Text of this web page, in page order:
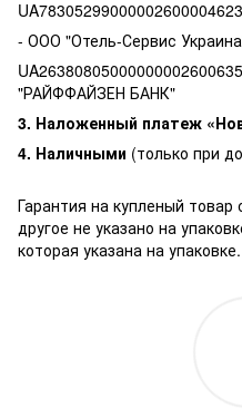
- ООО "Отель-Сервис
"РАЙФФАЙЗЕН БАНК"
3. Наложенный платеж
4. Наличными (только при
Гарантия на купленый
другое не указано на
которая указана на упаковке.